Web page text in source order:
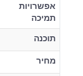
אפשרויות
תמיכה
תוכנה
מחיר